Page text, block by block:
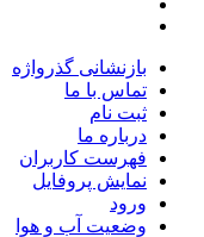
بازنشانی گذرواژه
تماس با ما
ثبت نام
درباره ما
فهرست کاربران
نمایش پروفایل
ورود
وضعیت آب و هوا